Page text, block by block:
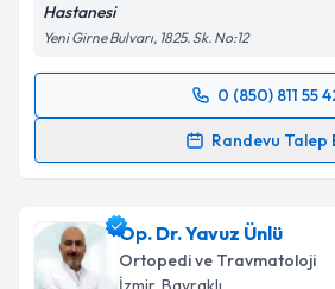
Hastanesi
Yeni Girne Bulvarı, 1825. Sk. No:12
0 (850) 811 55
Randevu Talep
Randevu Takvimi Talebi
takvim hazırlandığında e-posta
E-posta Adresiniz
Op. Dr. Yavuz Ünlü
Ortopedi ve Travmatoloji